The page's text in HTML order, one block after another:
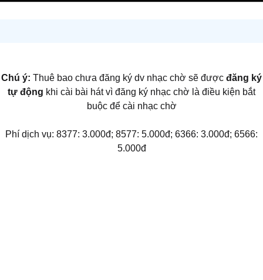
Chú ý: Thuê bao chưa đăng ký dv nhạc chờ sẽ được đăng ký
tự động khi cài bài hát vì đăng ký nhạc chờ là điều kiện bắt
buộc để cài nhạc chờ
Phí dịch vụ: 8377: 3.000đ; 8577: 5.000đ; 6366: 3.000đ; 6566:
5.000đ